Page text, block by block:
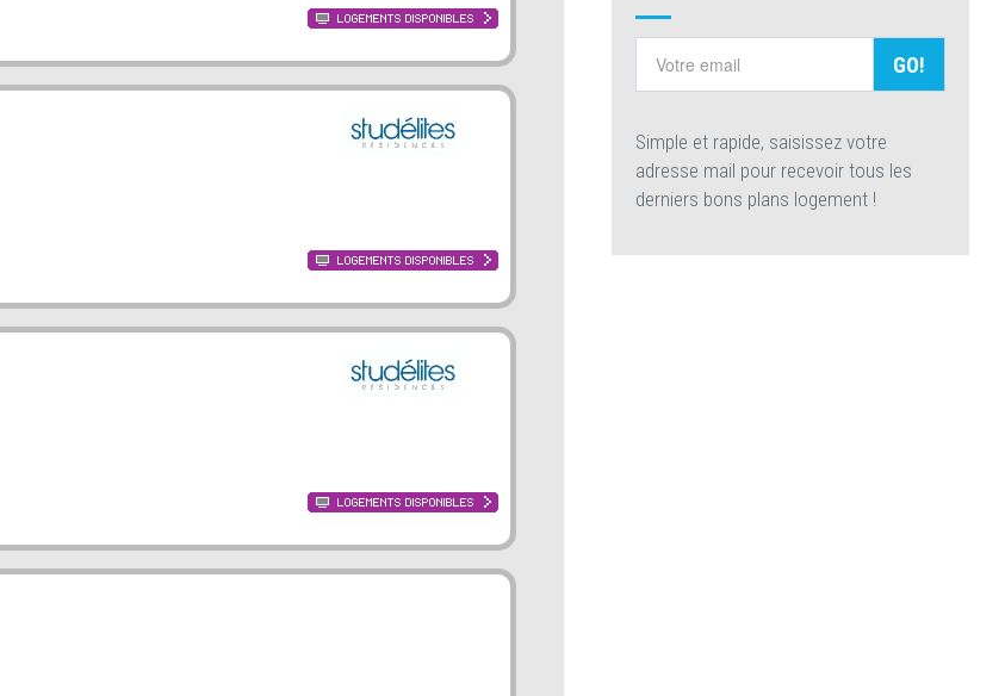
GO!
Simple et rapide, saisissez votre
adresse mail pour recevoir tous les
derniers bons plans logement !